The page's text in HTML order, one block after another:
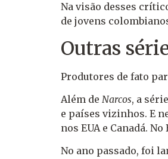
Na visão desses
de jovens
Outras
Produtores de fato
Além de Narcos, a série
e países vizinhos. E
nos EUA e Canadá.
No ano passado, foi